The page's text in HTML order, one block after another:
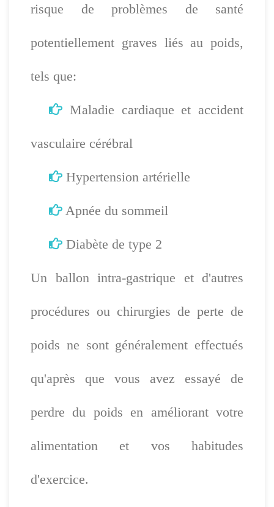
risque de problèmes de santé
potentiellement graves liés au poids,
tels que:
Maladie cardiaque et accident
vasculaire cérébral
Hypertension artérielle
Apnée du sommeil
Diabète de type 2
Un ballon intra-gastrique et d'autres
procédures ou chirurgies de perte de
poids ne sont généralement effectués
qu'après que vous avez essayé de
perdre du poids en améliorant votre
alimentation et vos habitudes
d'exercice.